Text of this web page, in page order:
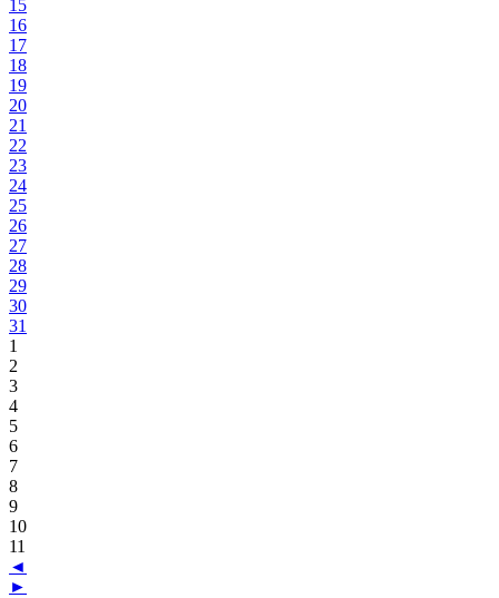
15
16
17
18
19
20
21
22
23
24
25
26
27
28
29
30
31
1
2
3
4
5
6
7
8
9
10
11
◄
►